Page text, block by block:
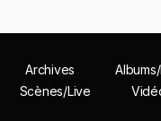
Archives
Scènes/Live